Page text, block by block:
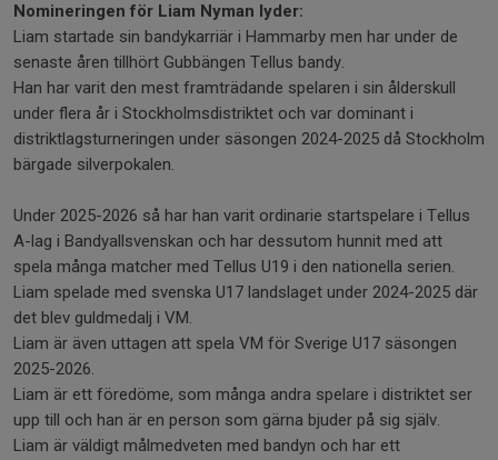
Nomineringen för Liam Nyman lyder:
Liam startade sin bandykarriär i Hammarby men har under de
senaste åren tillhört Gubbängen Tellus bandy.
Han har varit den mest framträdande spelaren i sin ålderskull
under flera år i Stockholmsdistriktet och var dominant i
distriktlagsturneringen under säsongen 2024-2025 då Stockholm
bärgade silverpokalen.
Under 2025-2026 så har han varit ordinarie startspelare i Tellus
A-lag i Bandyallsvenskan och har dessutom hunnit med att
spela många matcher med Tellus U19 i den nationella serien.
Liam spelade med svenska U17 landslaget under 2024-2025 där
det blev guldmedalj i VM.
Liam är även uttagen att spela VM för Sverige U17 säsongen
2025-2026.
Liam är ett föredöme, som många andra spelare i distriktet ser
upp till och han är en person som gärna bjuder på sig själv.
Liam är väldigt målmedveten med bandyn och har ett